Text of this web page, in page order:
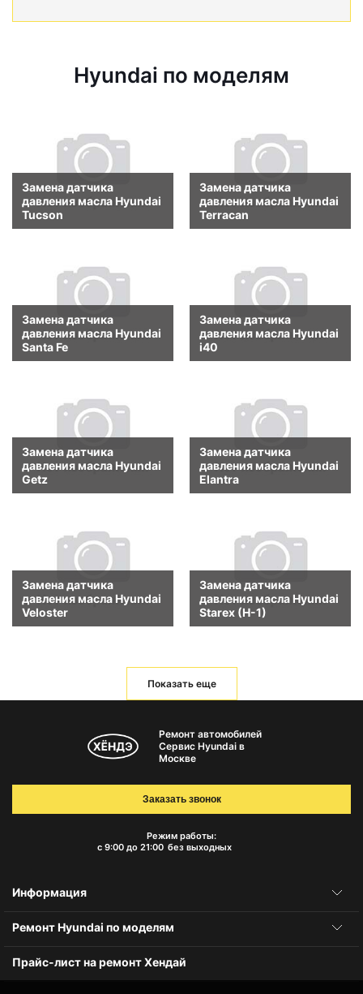
Hyundai по моделям
Замена датчика
давления масла Hyundai
Tucson
Замена датчика
давления масла Hyundai
Terracan
Замена датчика
давления масла Hyundai
Santa Fe
Замена датчика
давления масла Hyundai
i40
Замена датчика
давления масла Hyundai
Getz
Замена датчика
давления масла Hyundai
Elantra
Замена датчика
давления масла Hyundai
Veloster
Замена датчика
давления масла Hyundai
Starex (H-1)
Показать еще
Ремонт автомобилей
Сервис Hyundai в
Москве
Режим работы:
с 9:00 до 21:00 без выходных
Заказать звонок
Информация
Ремонт Hyundai по моделям
Прайс-лист на ремонт Хендай